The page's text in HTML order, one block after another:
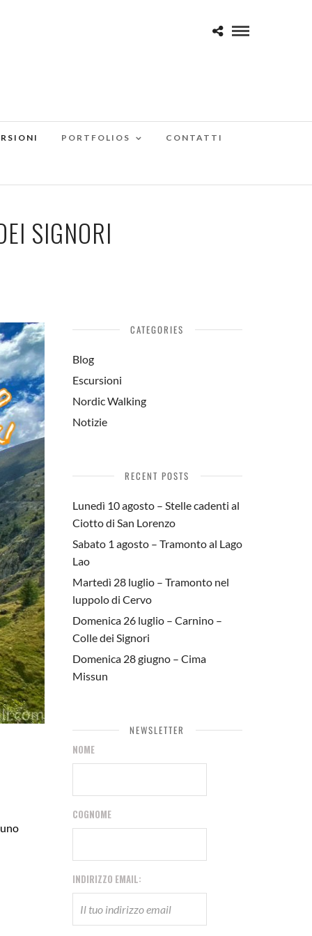
PORTFOLIOS CONTATTI
SIGNORI
CATEGORIES
Blog
Escursioni
Nordic Walking
Notizie
RECENT POSTS
Lunedì 10 agosto – Stelle cadenti al
Ciotto di San Lorenzo
Sabato 1 agosto – Tramonto al Lago
Lao
Martedì 28 luglio – Tramonto nel
luppolo di Cervo
Domenica 26 luglio – Carnino –
Colle dei Signori
Domenica 28 giugno – Cima
Missun
NEWSLETTER
NOME
COGNOME
INDIRIZZO EMAIL: